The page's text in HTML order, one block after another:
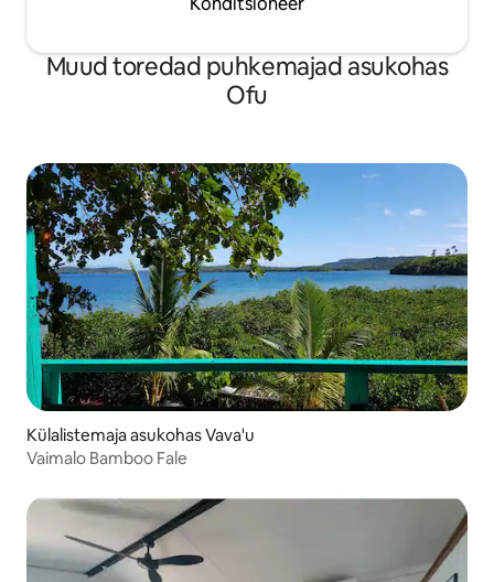
Muud toredad puhkemajad asukohas
Ofu
Külalistemaja asukohas Vava'u
Vaimalo Bamboo Fale